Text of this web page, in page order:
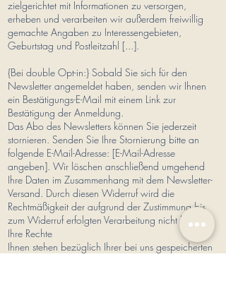
zielgerichtet mit Informationen zu versorgen,
erheben und verarbeiten wir außerdem freiwillig
gemachte Angaben zu Interessengebieten,
Geburtstag und Postleitzahl [...].
{Bei double Opt-in:} Sobald Sie sich für den
Newsletter angemeldet haben, senden wir Ihnen
ein Bestätigungs-E-Mail mit einem Link zur
Bestätigung der Anmeldung.
Das Abo des Newsletters können Sie jederzeit
stornieren. Senden Sie Ihre Stornierung bitte an
folgende E-Mail-Adresse: [E-Mail-Adresse
angeben]. Wir löschen anschließend umgehend
Ihre Daten im Zusammenhang mit dem Newsletter-
Versand. Durch diesen Widerruf wird die
Rechtmäßigkeit der aufgrund der Zustimmung bis
zum Widerruf erfolgten Verarbeitung nicht berührt.
Ihre Rechte
Ihnen stehen bezüglich Ihrer bei uns gespeicherten